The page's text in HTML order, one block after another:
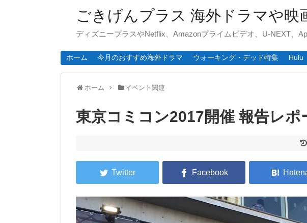
ごきげんプラス 海外ドラマや映
ディズニープラスやNetflix、Amazonプライムビデオ、U-NEXT、
ホーム 今月のおすすめ海外ドラマ ウォーキング・デッド特集 Hulu
ホーム イベント関連
東京コミコン2017開催 報告レポ